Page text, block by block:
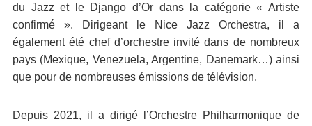
du Jazz et le Django d’Or dans la catégorie « Artiste
confirmé ». Dirigeant le Nice Jazz Orchestra, il a
également été chef d’orchestre invité dans de nombreux
pays (Mexique, Venezuela, Argentine, Danemark…) ainsi
que pour de nombreuses émissions de télévision.
Depuis 2021, il a dirigé l’Orchestre Philharmonique de